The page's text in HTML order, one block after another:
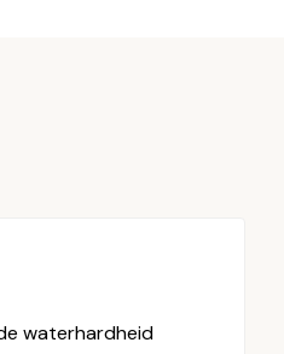
waterhardheid